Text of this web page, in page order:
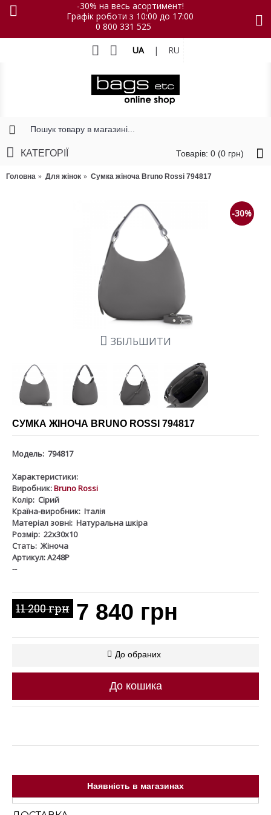
-30% на весь асортимент!
Графік роботи з 10:00 до 17:00
0 800 331 525
UA | RU
Товарів: 0 (0 грн)
КАТЕГОРІЇ
Головна Для жінок Сумка жіноча Bruno Rossi 794817
-30%
ЗБІЛЬШИТИ
СУМКА ЖІНОЧА BRUNO ROSSI 794817
Модель: 794817
Характеристики:
Виробник:Bruno Rossi
Колір: Сірий
Країна-виробник: Італія
Матеріал зовні: Натуральна шкіра
Розмір: 22x30x10
Стать: Жіноча
Артикул: A248P
--
11 200 грн 7 840 грн
До обраних
До кошика
Наявність в магазинах